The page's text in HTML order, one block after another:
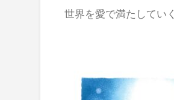
世界を愛で満たしていく